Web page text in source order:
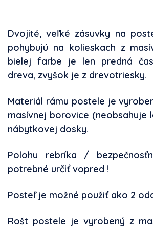
Dvojité, veľké zásuvky na
pohybujú na kolieskach z
bielej farbe je len predná
dreva, zvyšok je z drevotriesky.
Materiál rámu postele je
masívnej borovice (neobsahuje
nábytkovej dosky.
Polohu rebríka /
potrebné určiť vopred !
Posteľ je možné použiť ako 2
Rošt postele je vyrobený z